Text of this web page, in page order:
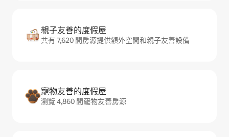
親子友善的度假屋
共有 7,620 間房源提供額外空間和親子友善設備
寵物友善的度假屋
瀏覽 4,860 間寵物友善房源